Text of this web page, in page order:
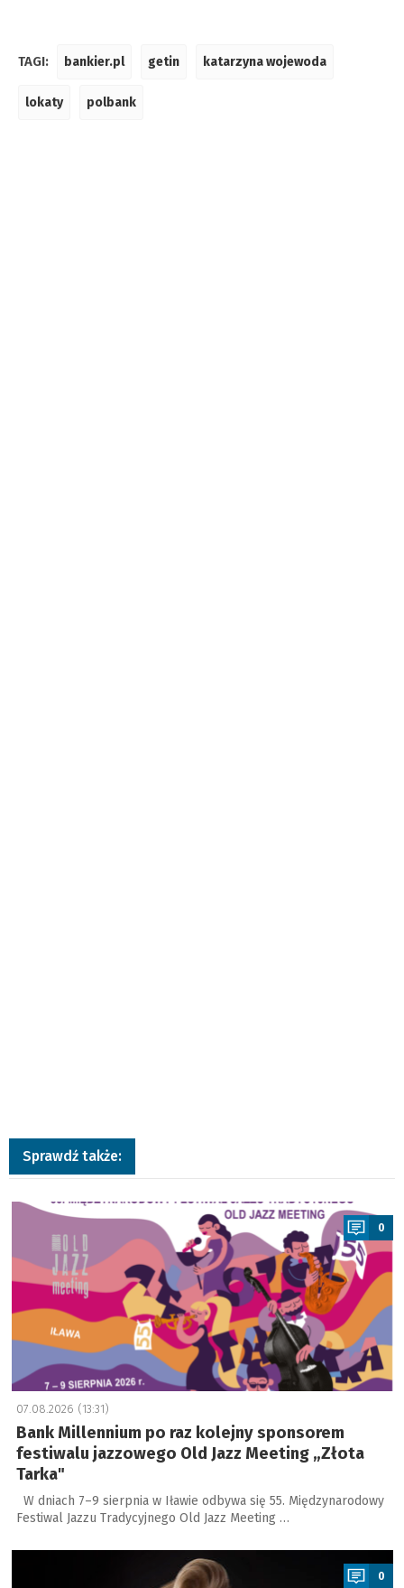
TAGI: bankier.pl getin katarzyna wojewoda
lokaty polbank
Sprawdź także:
a
0
07.08.2026 (13:31)
Bank Millennium po raz kolejny sponsorem
festiwalu jazzowego Old Jazz Meeting „Złota
Tarka"
W dniach 7–9 sierpnia w Iławie odbywa się 55. Międzynarodowy
Festiwal Jazzu Tradycyjnego Old Jazz Meeting …
a
0